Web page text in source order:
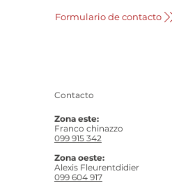
Formulario de contacto
Contacto
Zona este:
Franco chinazzo
099 915 342
Zona oeste:
Alexis Fleurentdidier
099 604 917